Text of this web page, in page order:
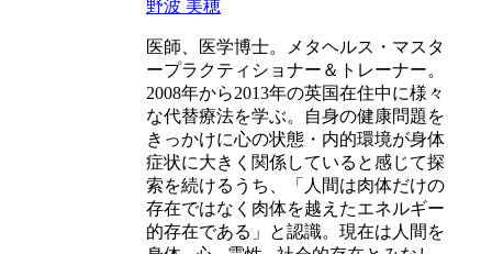
野波 美穂
医師、医学博士。メタヘルス・マスタ
ープラクティショナー＆トレーナー。
2008年から2013年の英国在住中に様々
な代替療法を学ぶ。自身の健康問題を
きっかけに心の状態・内的環境が身体
症状に大きく関係していると感じて探
索を続けるうち、「人間は肉体だけの
存在ではなく肉体を越えたエネルギー
的存在である」と認識。現在は人間を